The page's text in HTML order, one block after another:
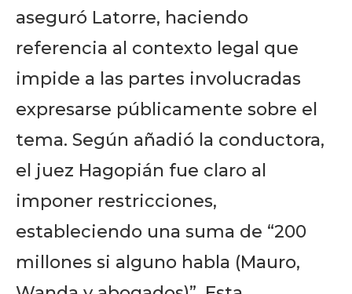
aseguró Latorre, haciendo
referencia al contexto legal que
impide a las partes involucradas
expresarse públicamente sobre el
tema. Según añadió la conductora,
el juez Hagopián fue claro al
imponer restricciones,
estableciendo una suma de “200
millones si alguno habla (Mauro,